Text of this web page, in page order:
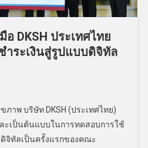
DKSH ประเทศไทย
ำระเงินสู่รูปแบบดิจิทัล
าพ บริษัท DKSH (ประเทศไทย)
เป็นต้นแบบในการทดสอบการใช้
จิทัลเป็นครั้งแรกของคณะ